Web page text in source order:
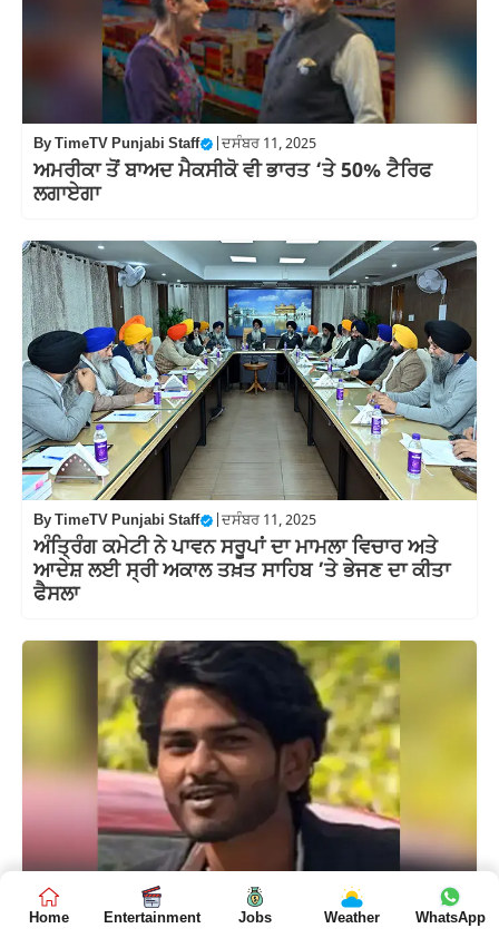
ByTimeTV Punjabi Staff ਦਸੰਬਰ 11, 2025
ਅਮਰੀਕਾ ਤੋਂ ਬਾਅਦ ਮੈਕਸੀਕੋ ਵੀ ਭਾਰਤ ‘ਤੇ 50% ਟੈਰਿਫ
ਲਗਾਏਗਾ
ByTimeTV Punjabi Staff ਦਸੰਬਰ 11, 2025
ਅੰਤ੍ਰਿੰਗ ਕਮੇਟੀ ਨੇ ਪਾਵਨ ਸਰੂਪਾਂ ਦਾ ਮਾਮਲਾ ਵਿਚਾਰ ਅਤੇ
ਆਦੇਸ਼ ਲਈ ਸ੍ਰੀ ਅਕਾਲ ਤਖ਼ਤ ਸਾਹਿਬ ’ਤੇ ਭੇਜਣ ਦਾ ਕੀਤਾ
ਫੈਸਲਾ
ByTimeTV Punjabi Staff ਦਸੰਬਰ 11, 2025
Home Entertainment Jobs Weather WhatsApp